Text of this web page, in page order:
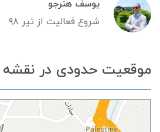
یوسف هنرجو
شروع فعالیت از تیر ۹۸
موقعیت حدودی در نقشه